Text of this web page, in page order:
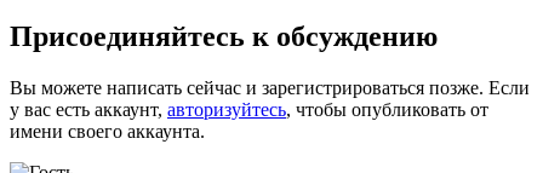
Присоединяйтесь к обсуждению
Вы можете написать сейчас и зарегистрироваться позже. Если
у вас есть аккаунт, авторизуйтесь, чтобы опубликовать от
имени своего аккаунта.